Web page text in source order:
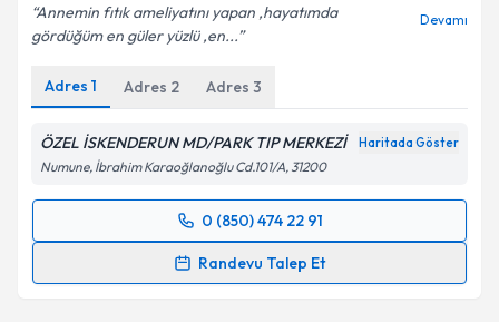
Kişisel verilerimin işlenmesine ilişkin
Aydınlatma
Metni'ni okudum ve kişisel verilerimin belirtilen
Takvim Talebini Gönder
Annemin fıtık ameliyatını yapan ,hayatımda
gördüğüm en güler yüzlü ,en...
Devamı
Adres 1 Adres 2 Adres 3
ÖZEL İSKENDERUN MD/PARK TIP MERKEZİ Haritada Göster
Numune, İbrahim Karaoğlanoğlu Cd.101/A, 31200
0 (850) 474 22 91
Randevu Talep Et
Randevu Takvimi Talebi